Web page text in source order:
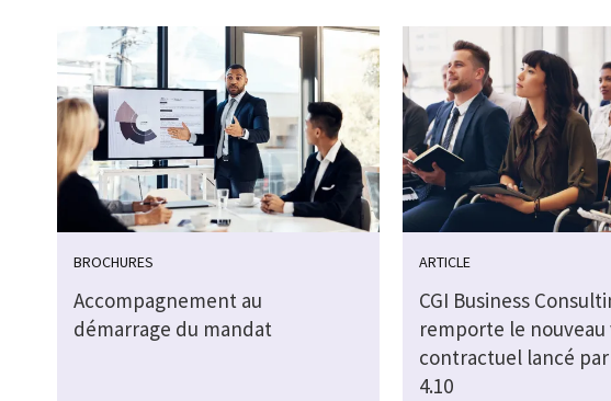
BROCHURES
Accompagnement au
démarrage du mandat
ARTICLE
CGI Business
remporte le
contractuel lancé
4.10